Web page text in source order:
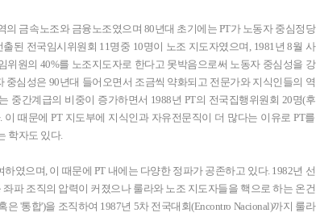
의 금속노조와 금융노조였으며 80년대 초기에는 PT가 노동자 중심정당
된 전국임시위원회 11명중 10명이 노조 지도자였으며, 1981년 8월 사
위원의 40%를 노조지도자로 한다고 못박음으로써 노동자 중심성을 강
중심성은 90년대 들어오면서 조금씩 약화되고 전문가와 지식인들의 역
중간계급의 비중이 증가하면서 1988년 PT의 전국집행위원회 20명(후
때문에 PT 지도부에 지식인과 자유전문직이 더 많다는 이유로 PT를
학자도 있다.
였으며, 이 때문에 PT 내에는 다양한 정파가 공존하고 있다. 1982년 선
파 조직의 압력이 커졌으나 룰라와 노조 지도자들을 핵으로 하는 온건
은 '통합')을 조직하여 1987년 5차 전국대회(Encontro Nacional)까지 룰라